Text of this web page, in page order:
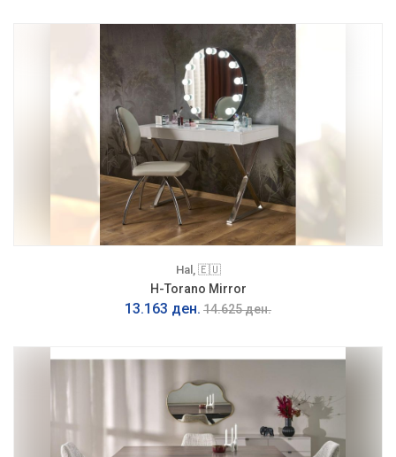
Hal, 🇪🇺
H-Torano Mirror
13.163 ден. 14.625 ден.